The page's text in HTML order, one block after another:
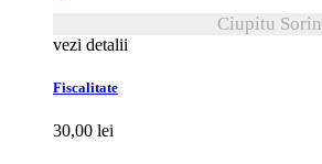
Ciupitu Sorin
vezi detalii
Fiscalitate
30,00 lei